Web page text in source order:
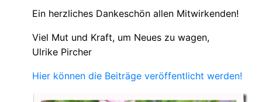
Ein herzliches Dankeschön allen Mitwirkenden!
Viel Mut und Kraft, um Neues zu wagen,
Ulrike Pircher
Hier können die Beiträge veröffentlicht werden!